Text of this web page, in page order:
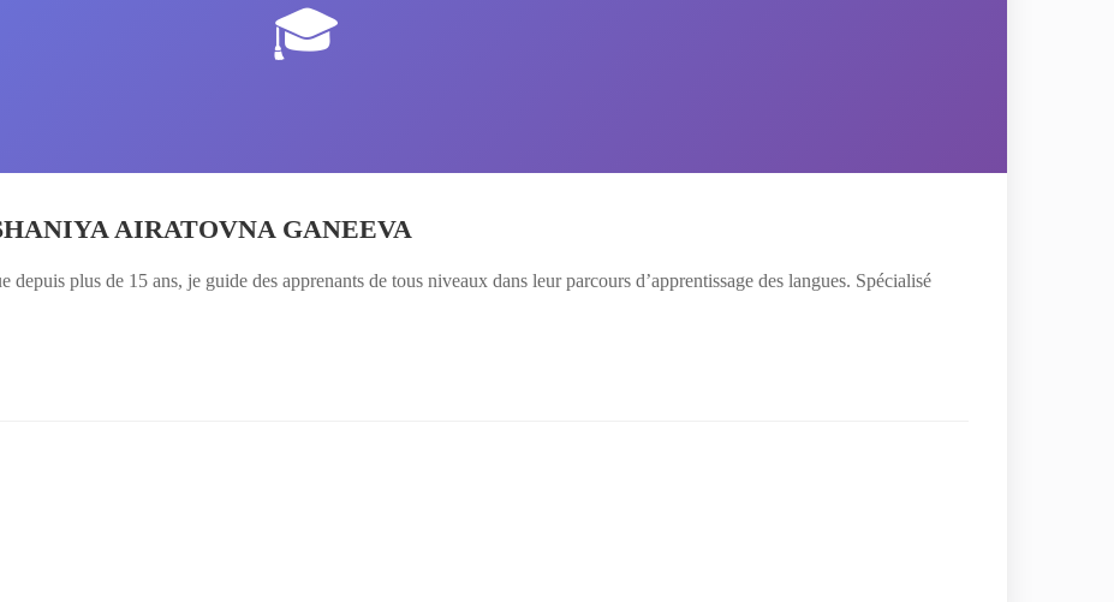
🎓
AIRATOVNA GANEEVA
plus de 15 ans, je guide des apprenants de tous niveaux dans leur parcours d’apprentissage des langues. Spécialisé